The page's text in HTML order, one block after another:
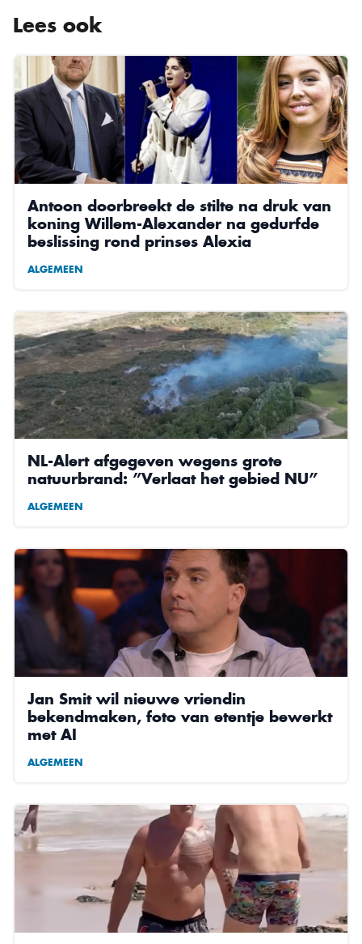
Lees ook
Antoon doorbreekt de stilte na druk van
koning Willem-Alexander na gedurfde
beslissing rond prinses Alexia
ALGEMEEN
NL-Alert afgegeven wegens grote
natuurbrand: ”Verlaat het gebied NU”
ALGEMEEN
Jan Smit wil nieuwe vriendin
bekendmaken, foto van etentje bewerkt
met AI
ALGEMEEN